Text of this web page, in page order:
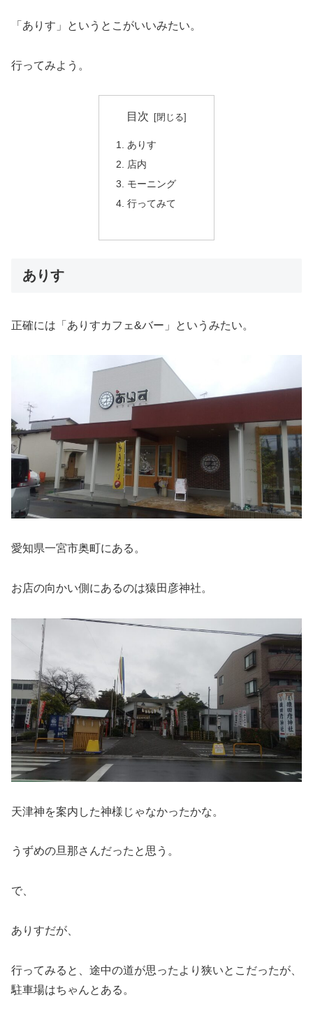
「ありす」というとこがいいみたい。
行ってみよう。
目次
ありす
店内
モーニング
行ってみて
ありす
正確には「ありすカフェ&バー」というみたい。
愛知県一宮市奥町にある。
お店の向かい側にあるのは猿田彦神社。
天津神を案内した神様じゃなかったかな。
うずめの旦那さんだったと思う。
で、
ありすだが、
行ってみると、途中の道が思ったより狭いとこだったが、
駐車場はちゃんとある。